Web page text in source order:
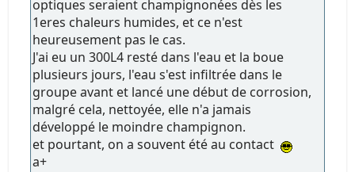
optiques seraient champignonées dès les
1eres chaleurs humides, et ce n'est
heureusement pas le cas.
J'ai eu un 300L4 resté dans l'eau et la boue
plusieurs jours, l'eau s'est infiltrée dans le
groupe avant et lancé une début de corrosion,
malgré cela, nettoyée, elle n'a jamais
développé le moindre champignon.
et pourtant, on a souvent été au contact
a+